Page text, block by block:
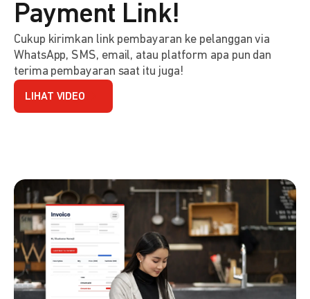
Payment Link!
Cukup kirimkan link pembayaran ke pelanggan via
WhatsApp, SMS, email, atau platform apa pun dan
terima pembayaran saat itu juga!
LIHAT VIDEO